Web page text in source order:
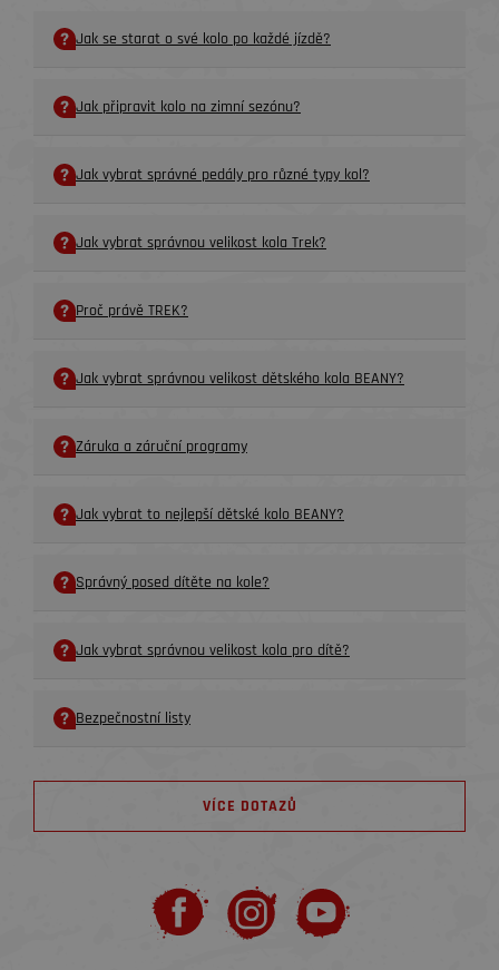
Jak se starat o své kolo po každé jízdě?
Jak připravit kolo na zimní sezónu?
Jak vybrat správné pedály pro různé typy kol?
Jak vybrat správnou velikost kola Trek?
Proč právě TREK?
Jak vybrat správnou velikost dětského kola BEANY?
Záruka a záruční programy
Jak vybrat to nejlepší dětské kolo BEANY?
Správný posed dítěte na kole?
Jak vybrat správnou velikost kola pro dítě?
Bezpečnostní listy
VÍCE DOTAZŮ